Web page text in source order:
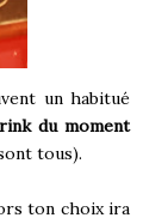
un habitué
du moment
tous).
ton choix ira